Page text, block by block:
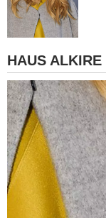
SESSO
DIETA
GUIDE
FORUM
HAUS